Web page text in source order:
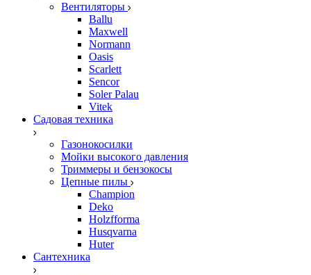
Вентиляторы
Ballu
Maxwell
Normann
Oasis
Scarlett
Sencor
Soler Palau
Vitek
Садовая техника
Газонокосилки
Мойки высокого давления
Триммеры и бензокосы
Цепные пилы
Champion
Deko
Holzfforma
Husqvarna
Huter
Сантехника